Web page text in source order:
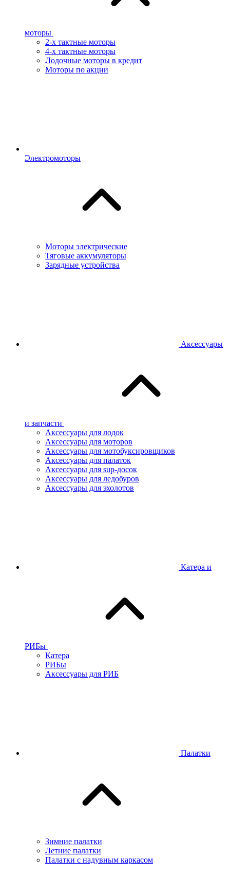
моторы
2-х тактные моторы
4-х тактные моторы
Лодочные моторы в кредит
Моторы по акции
Электромоторы
Моторы электрические
Тяговые аккумуляторы
Зарядные устройства
Аксессуары
и запчасти
Аксессуары для лодок
Аксессуары для моторов
Аксессуары для мотобуксировщиков
Аксессуары для палаток
Аксессуары для sup-досок
Аксессуары для ледобуров
Аксессуары для эхолотов
Катера и
РИБы
Катера
РИБы
Аксессуары для РИБ
Палатки
Зимние палатки
Летние палатки
Палатки с надувным каркасом